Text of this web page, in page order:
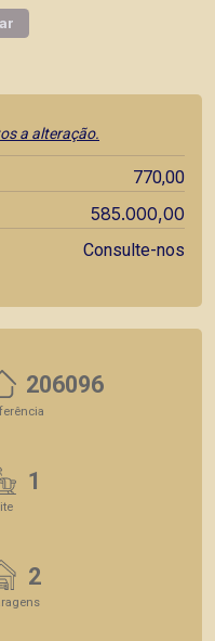
a alteração.
770,00
585.000,00
Consulte-nos
206096
1
2